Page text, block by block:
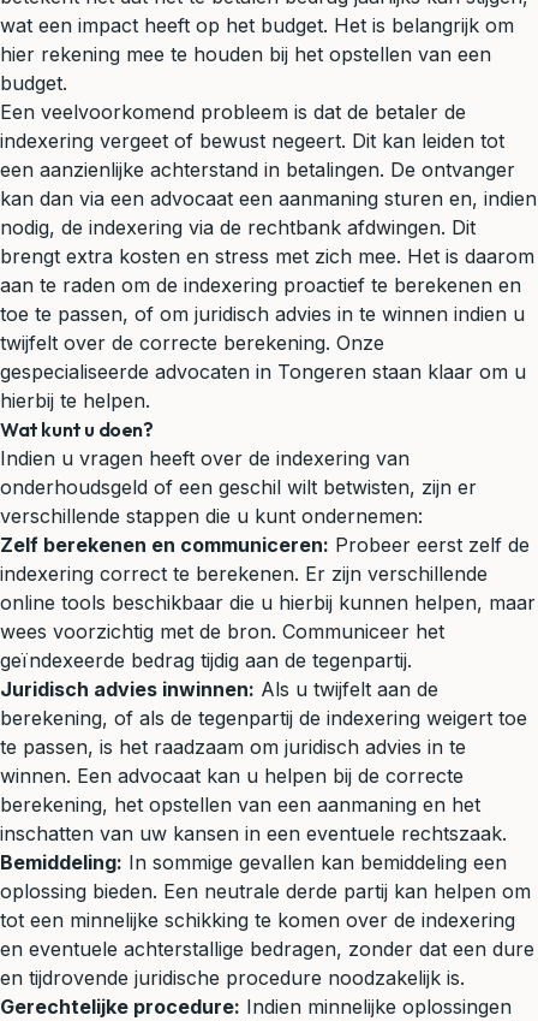
wat een impact heeft op het budget. Het is belangrijk om
hier rekening mee te houden bij het opstellen van een
budget.
Een veelvoorkomend probleem is dat de betaler de
indexering vergeet of bewust negeert. Dit kan leiden tot
een aanzienlijke achterstand in betalingen. De ontvanger
kan dan via een advocaat een aanmaning sturen en, indien
nodig, de indexering via de rechtbank afdwingen. Dit
brengt extra kosten en stress met zich mee. Het is daarom
aan te raden om de indexering proactief te berekenen en
toe te passen, of om juridisch advies in te winnen indien u
twijfelt over de correcte berekening. Onze
gespecialiseerde advocaten in Tongeren staan klaar om u
hierbij te helpen.
Wat kunt u doen?
Indien u vragen heeft over de indexering van
onderhoudsgeld of een geschil wilt betwisten, zijn er
verschillende stappen die u kunt ondernemen:
Zelf berekenen en communiceren: Probeer eerst zelf de
indexering correct te berekenen. Er zijn verschillende
online tools beschikbaar die u hierbij kunnen helpen, maar
wees voorzichtig met de bron. Communiceer het
geïndexeerde bedrag tijdig aan de tegenpartij.
Juridisch advies inwinnen: Als u twijfelt aan de
berekening, of als de tegenpartij de indexering weigert toe
te passen, is het raadzaam om juridisch advies in te
winnen. Een advocaat kan u helpen bij de correcte
berekening, het opstellen van een aanmaning en het
inschatten van uw kansen in een eventuele rechtszaak.
Bemiddeling: In sommige gevallen kan bemiddeling een
oplossing bieden. Een neutrale derde partij kan helpen om
tot een minnelijke schikking te komen over de indexering
en eventuele achterstallige bedragen, zonder dat een dure
en tijdrovende juridische procedure noodzakelijk is.
Gerechtelijke procedure: Indien minnelijke oplossingen